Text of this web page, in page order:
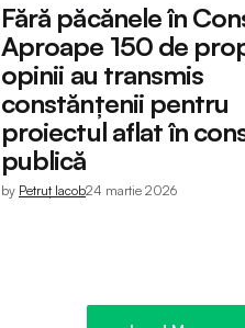
Fără păcănele în
Aproape 150 de
opinii au transmis
constănțenii pentru
proiectul aflat în
publică
by Petruț Iacob24 martie 2026